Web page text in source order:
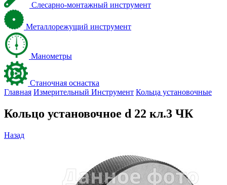
Слесарно-монтажный инструмент
Металлорежущий инструмент
Манометры
Станочная оснастка
Главная Измерительный Инструмент Кольца установочные
Кольцо установочное d 22 кл.3 ЧК
Назад